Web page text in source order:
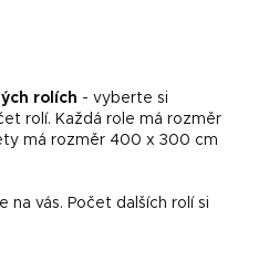
rolích - vyberte si
rolí. Každá role má rozměr
má rozměr 400 x 300 cm
na vás. Počet dalších rolí si